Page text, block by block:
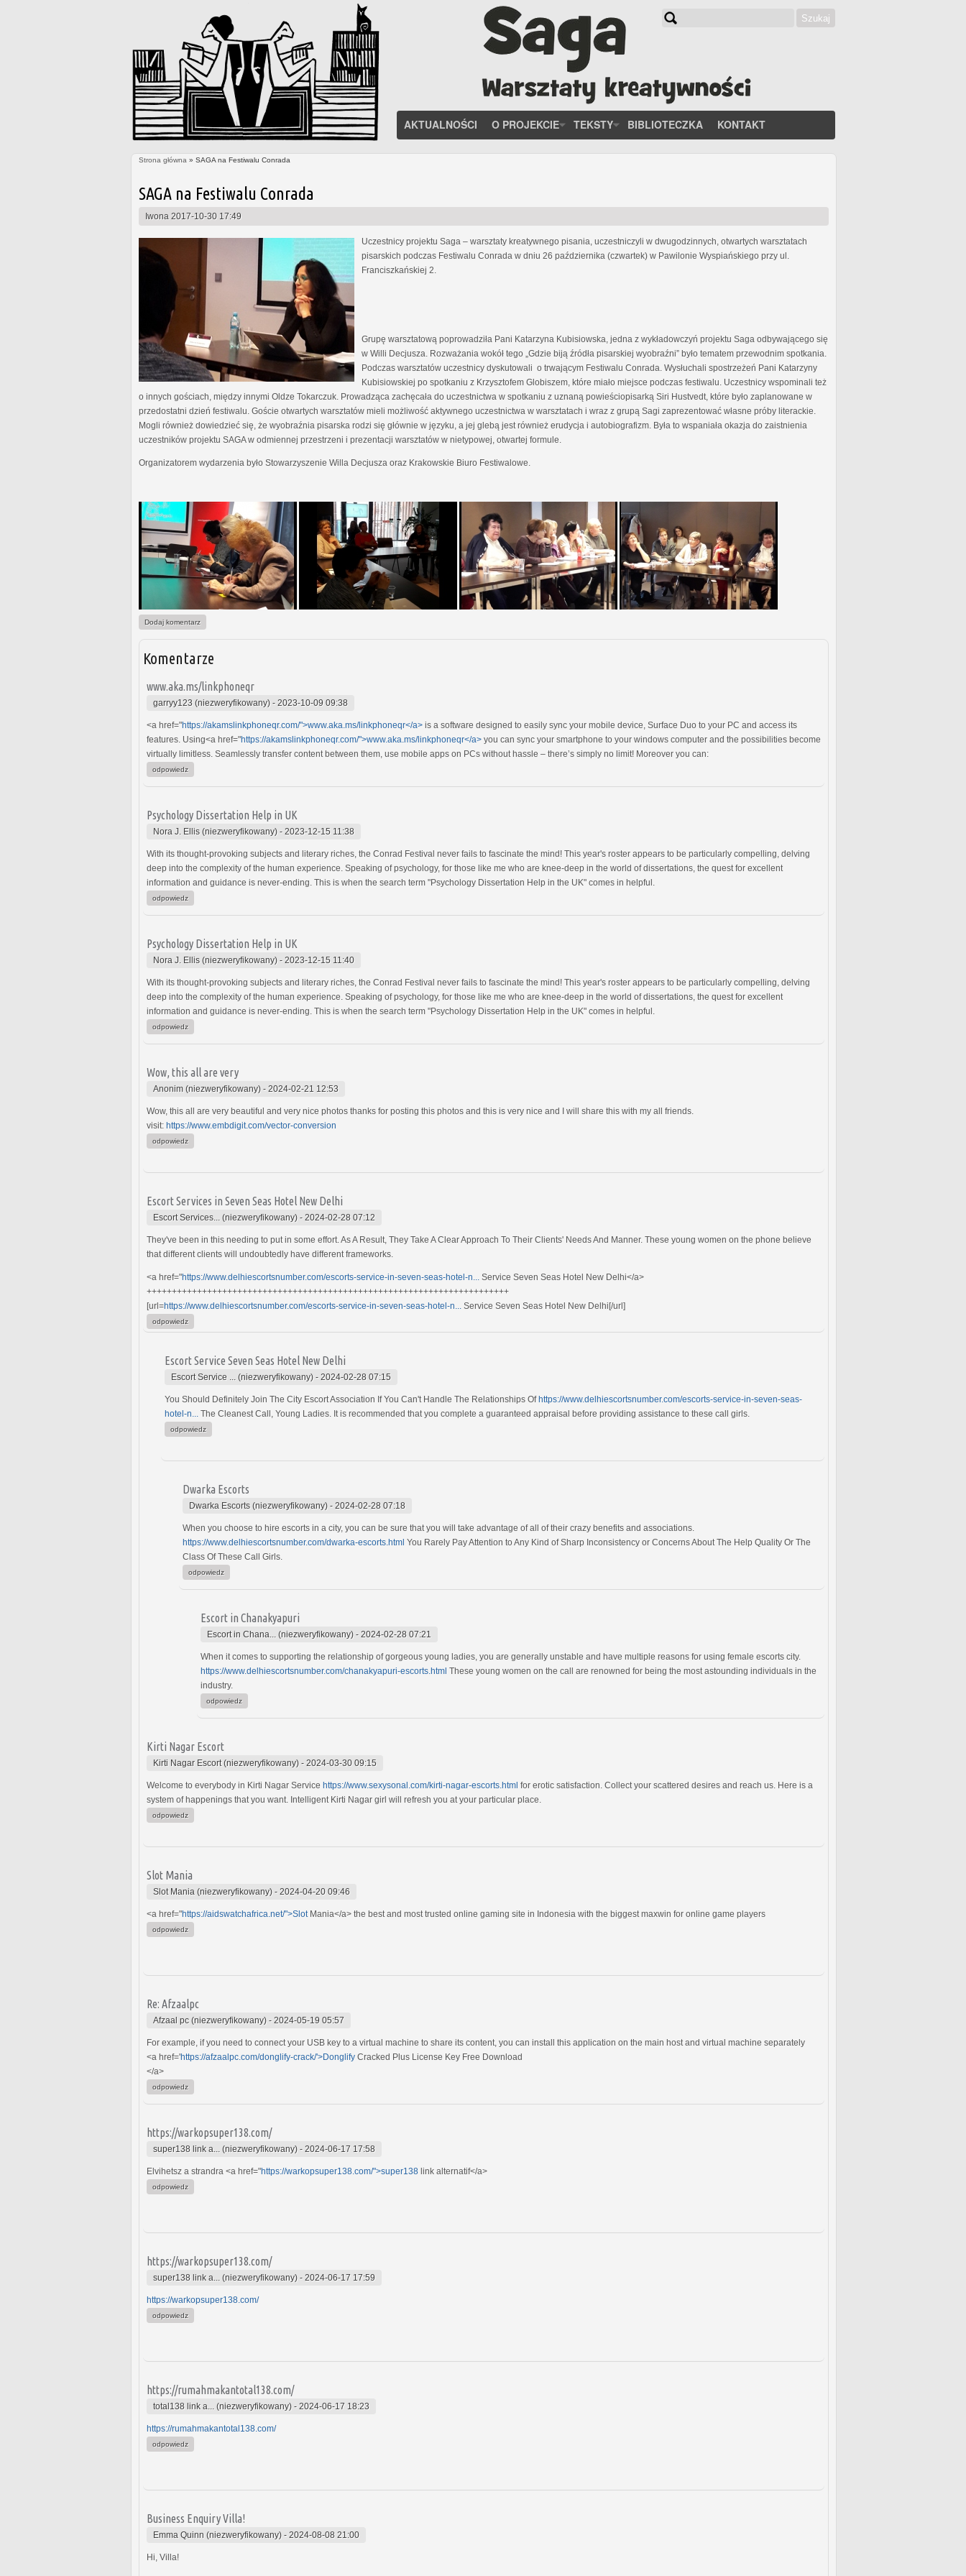
Szukaj
AKTUALNOŚCI O PROJEKCIE TEKSTY BIBLIOTECZKA KONTAKT
Strona główna » SAGA na Festiwalu Conrada
SAGA na Festiwalu Conrada
Iwona 2017-10-30 17:49
Uczestnicy projektu Saga – warsztaty kreatywnego pisania, uczestniczyli w dwugodzinnych, otwartych warsztatach
pisarskich podczas Festiwalu Conrada w dniu 26 października (czwartek) w Pawilonie Wyspiańskiego przy ul.
Franciszkańskiej 2.
Grupę warsztatową poprowadziła Pani Katarzyna Kubisiowska, jedna z wykładowczyń projektu Saga odbywającego się
w Willi Decjusza. Rozważania wokół tego „Gdzie biją źródła pisarskiej wyobraźni” było tematem przewodnim spotkania.
Podczas warsztatów uczestnicy dyskutowali o trwającym Festiwalu Conrada. Wysłuchali spostrzeżeń Pani Katarzyny
Kubisiowskiej po spotkaniu z Krzysztofem Globiszem, które miało miejsce podczas festiwalu. Uczestnicy wspominali też
o innych gościach, między innymi Oldze Tokarczuk. Prowadząca zachęcała do uczestnictwa w spotkaniu z uznaną powieściopisarką Siri Hustvedt, które było zaplanowane w
przedostatni dzień festiwalu. Goście otwartych warsztatów mieli możliwość aktywnego uczestnictwa w warsztatach i wraz z grupą Sagi zaprezentować własne próby literackie.
Mogli również dowiedzieć się, że wyobraźnia pisarska rodzi się głównie w języku, a jej glebą jest również erudycja i autobiografizm. Była to wspaniała okazja do zaistnienia
uczestników projektu SAGA w odmiennej przestrzeni i prezentacji warsztatów w nietypowej, otwartej formule.
Organizatorem wydarzenia było Stowarzyszenie Willa Decjusza oraz Krakowskie Biuro Festiwalowe.
Dodaj komentarz
Komentarze
www.aka.ms/linkphoneqr
garryy123 (niezweryfikowany) - 2023-10-09 09:38
<a href="https://akamslinkphoneqr.com/">www.aka.ms/linkphoneqr</a> is a software designed to easily sync your mobile device, Surface Duo to your PC and access its
features. Using<a href="https://akamslinkphoneqr.com/">www.aka.ms/linkphoneqr</a> you can sync your smartphone to your windows computer and the possibilities become
virtually limitless. Seamlessly transfer content between them, use mobile apps on PCs without hassle – there’s simply no limit! Moreover you can:
odpowiedz
Psychology Dissertation Help in UK
Nora J. Ellis (niezweryfikowany) - 2023-12-15 11:38
With its thought-provoking subjects and literary riches, the Conrad Festival never fails to fascinate the mind! This year's roster appears to be particularly compelling, delving
deep into the complexity of the human experience. Speaking of psychology, for those like me who are knee-deep in the world of dissertations, the quest for excellent
information and guidance is never-ending. This is when the search term "Psychology Dissertation Help in the UK" comes in helpful.
odpowiedz
Psychology Dissertation Help in UK
Nora J. Ellis (niezweryfikowany) - 2023-12-15 11:40
With its thought-provoking subjects and literary riches, the Conrad Festival never fails to fascinate the mind! This year's roster appears to be particularly compelling, delving
deep into the complexity of the human experience. Speaking of psychology, for those like me who are knee-deep in the world of dissertations, the quest for excellent
information and guidance is never-ending. This is when the search term "Psychology Dissertation Help in the UK" comes in helpful.
odpowiedz
Wow, this all are very
Anonim (niezweryfikowany) - 2024-02-21 12:53
Wow, this all are very beautiful and very nice photos thanks for posting this photos and this is very nice and I will share this with my all friends.
visit: https://www.embdigit.com/vector-conversion
odpowiedz
Escort Services in Seven Seas Hotel New Delhi
Escort Services... (niezweryfikowany) - 2024-02-28 07:12
They've been in this needing to put in some effort. As A Result, They Take A Clear Approach To Their Clients' Needs And Manner. These young women on the phone believe
that different clients will undoubtedly have different frameworks.
<a href="https://www.delhiescortsnumber.com/escorts-service-in-seven-seas-hotel-n...
Service Seven Seas Hotel New Delhi</a>
++++++++++++++++++++++++++++++++++++++++++++++++++++++++++++++++++++++++
[url=https://www.delhiescortsnumber.com/escorts-service-in-seven-seas-hotel-n... Service Seven Seas Hotel New Delhi[/url]
odpowiedz
Escort Service Seven Seas Hotel New Delhi
Escort Service ... (niezweryfikowany) - 2024-02-28 07:15
You Should Definitely Join The City Escort Association If You Can't Handle The Relationships Ofhttps://www.delhiescortsnumber.com/escorts-service-in-seven-seas-
hotel-n...
The Cleanest Call, Young Ladies. It is recommended that you complete a guaranteed appraisal before providing assistance to these call girls.
odpowiedz
Dwarka Escorts
Dwarka Escorts (niezweryfikowany) - 2024-02-28 07:18
When you choose to hire escorts in a city, you can be sure that you will take advantage of all of their crazy benefits and associations.
https://www.delhiescortsnumber.com/dwarka-escorts.html You Rarely Pay Attention to Any Kind of Sharp Inconsistency or Concerns About The Help Quality Or The
Class Of These Call Girls.
odpowiedz
Escort in Chanakyapuri
Escort in Chana... (niezweryfikowany) - 2024-02-28 07:21
When it comes to supporting the relationship of gorgeous young ladies, you are generally unstable and have multiple reasons for using female escorts city.
https://www.delhiescortsnumber.com/chanakyapuri-escorts.html These young women on the call are renowned for being the most astounding individuals in the
industry.
odpowiedz
Kirti Nagar Escort
Kirti Nagar Escort (niezweryfikowany) - 2024-03-30 09:15
Welcome to everybody in Kirti Nagar Service https://www.sexysonal.com/kirti-nagar-escorts.html for erotic satisfaction. Collect your scattered desires and reach us. Here is a
system of happenings that you want. Intelligent Kirti Nagar girl will refresh you at your particular place.
odpowiedz
Slot Mania
Slot Mania (niezweryfikowany) - 2024-04-20 09:46
<a href="https://aidswatchafrica.net/">Slot Mania</a> the best and most trusted online gaming site in Indonesia with the biggest maxwin for online game players
odpowiedz
Re: Afzaalpc
Afzaal pc (niezweryfikowany) - 2024-05-19 05:57
For example, if you need to connect your USB key to a virtual machine to share its content, you can install this application on the main host and virtual machine separately
<a href='https://afzaalpc.com/donglify-crack/'>Donglify Cracked Plus License Key Free Download
</a>
odpowiedz
https://warkopsuper138.com/
super138 link a... (niezweryfikowany) - 2024-06-17 17:58
Elvihetsz a strandra <a href="https://warkopsuper138.com/">super138 link alternatif</a>
odpowiedz
https://warkopsuper138.com/
super138 link a... (niezweryfikowany) - 2024-06-17 17:59
https://warkopsuper138.com/
odpowiedz
https://rumahmakantotal138.com/
total138 link a... (niezweryfikowany) - 2024-06-17 18:23
https://rumahmakantotal138.com/
odpowiedz
Business Enquiry Villa!
Emma Quinn (niezweryfikowany) - 2024-08-08 21:00
Hi, Villa!